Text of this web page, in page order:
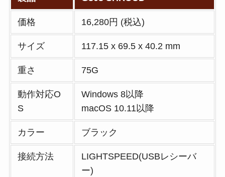
価格 16,280円 (税込)
サイズ 117.15 x 69.5 x 40.2 mm
重さ 75G
動作対応O
S
Windows 8以降
macOS 10.11以降
カラー ブラック
接続方法
LIGHTSPEED(USBレシーバ
ー)